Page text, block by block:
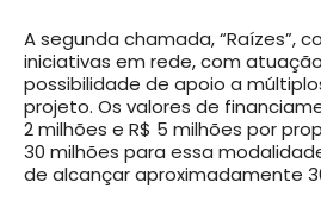
A segunda chamada, “Raízes”,
iniciativas em rede, com
possibilidade de apoio a
projeto. Os valores de
2 milhões e R$ 5 milhões por
30 milhões para essa
de alcançar aproximadamente